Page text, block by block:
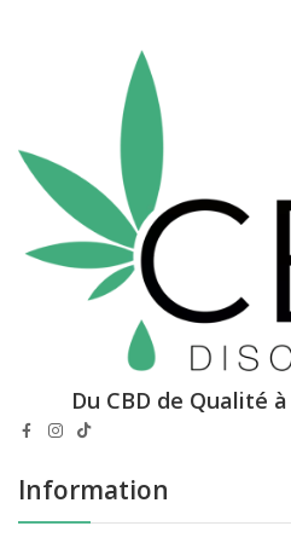
Du CBD de Qualité
Information